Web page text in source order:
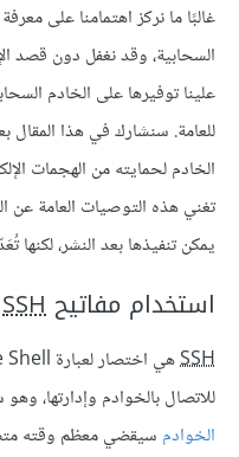
غالبًا ما نركز اهتمامنا على
السحابية، وقد نغفل دون قصد
علينا توفيرها على الخادم
للعامة. سنشارك في هذا المقال
الخادم لحمايته من الهجمات
تغني هذه التوصيات العامة عن
يمكن تنفيذها بعد النشر، لكنها
استخدام مفاتيح SSH
SSH
للاتصال بالخوادم وإدارتها،
الخوادم سيقضي معظم وقته